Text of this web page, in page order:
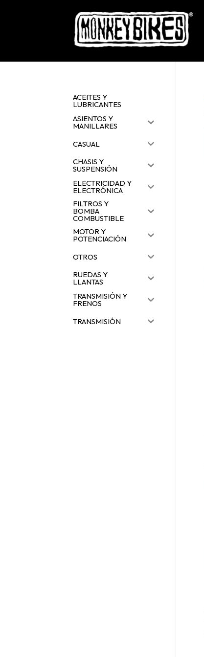
ACEITES Y
LUBRICANTES
ASIENTOS Y
MANILLARES
CASUAL
CHASIS Y
SUSPENSIÓN
ELECTRICIDAD Y
ELECTRÓNICA
FILTROS Y
BOMBA
COMBUSTIBLE
MOTOR Y
POTENCIACIÓN
OTROS
RUEDAS Y
LLANTAS
TRANSMISIÓN Y
FRENOS
TRANSMISIÓN